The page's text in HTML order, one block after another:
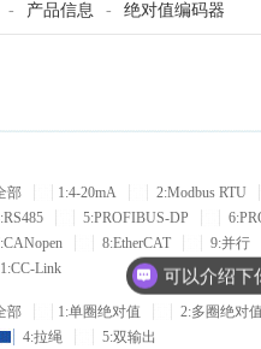
- 产品信息 - 绝对值编码器
部 1:4-20mA 2:Modbus RTU
5:PROFIBUS-DP
8:EtherCAT 9:并行
Link
部 1:单圈绝对值 2:多圈绝对值
4:拉绳 5:双输出